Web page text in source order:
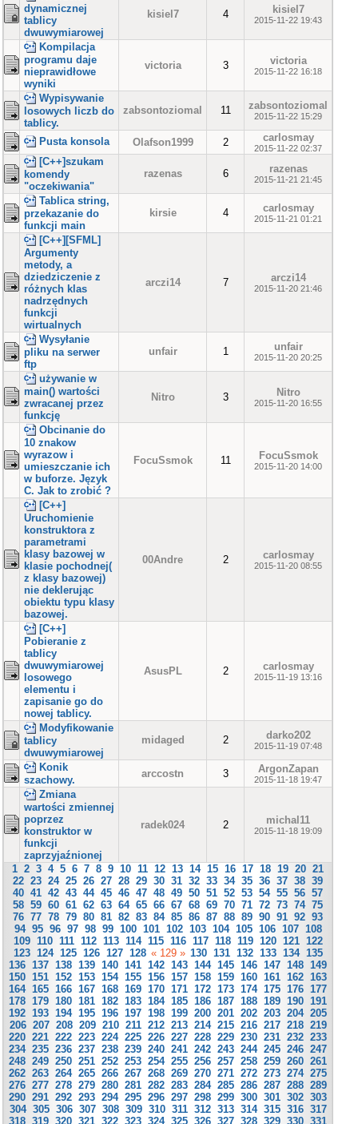
dynamicznej
tablicy
dwuwymiarowej
kisiel7 4 kisiel7
2015-11-22 19:43
Kompilacja
programu daje
nieprawidłowe
wyniki
victoria 3 victoria
2015-11-22 16:18
Wypisywanie
losowych liczb do
tablicy.
zabsontoziomal 11 zabsontoziomal
2015-11-22 15:29
Pusta konsola Olafson1999 2 carlosmay
2015-11-22 02:37
[C++]szukam
komendy
"oczekiwania"
razenas 6 razenas
2015-11-21 21:45
Tablica string,
przekazanie do
funkcji main
kirsie 4 carlosmay
2015-11-21 01:21
[C++][SFML]
Argumenty
metody, a
dziedziczenie z
różnych klas
nadrzędnych
funkcji
wirtualnych
arczi14 7 arczi14
2015-11-20 21:46
Wysyłanie
pliku na serwer
ftp
unfair 1 unfair
2015-11-20 20:25
używanie w
main() wartości
zwracanej przez
funkcję
Nitro 3 Nitro
2015-11-20 16:55
Obcinanie do
10 znakow
wyrazow i
umieszczanie ich
w buforze. Język
C. Jak to zrobić ?
FocuSsmok 11 FocuSsmok
2015-11-20 14:00
[C++]
Uruchomienie
konstruktora z
parametrami
klasy bazowej w
klasie pochodnej(
z klasy bazowej)
nie deklerując
obiektu typu klasy
bazowej.
00Andre 2 carlosmay
2015-11-20 08:55
[C++]
Pobieranie z
tablicy
dwuwymiarowej
losowego
elementu i
zapisanie go do
nowej tablicy.
AsusPL 2 carlosmay
2015-11-19 13:16
Modyfikowanie
tablicy
dwuwymiarowej
midaged 2 darko202
2015-11-19 07:48
Konik
szachowy.
arccostn 3 ArgonZapan
2015-11-18 19:47
Zmiana
wartości zmiennej
poprzez
konstruktor w
funkcji
zaprzyjaźnionej
radek024 2 michal11
2015-11-18 19:09
1 2 3 4 5 6 7 8 9 10 11 12 13 14 15 16 17 18 19 20 21
22 23 24 25 26 27 28 29 30 31 32 33 34 35 36 37 38 39
40 41 42 43 44 45 46 47 48 49 50 51 52 53 54 55 56 57
58 59 60 61 62 63 64 65 66 67 68 69 70 71 72 73 74 75
76 77 78 79 80 81 82 83 84 85 86 87 88 89 90 91 92 93
94 95 96 97 98 99 100 101 102 103 104 105 106 107 108
109 110 111 112 113 114 115 116 117 118 119 120 121 122
123 124 125 126 127 128 « 129 » 130 131 132 133 134 135
136 137 138 139 140 141 142 143 144 145 146 147 148 149
150 151 152 153 154 155 156 157 158 159 160 161 162 163
164 165 166 167 168 169 170 171 172 173 174 175 176 177
178 179 180 181 182 183 184 185 186 187 188 189 190 191
192 193 194 195 196 197 198 199 200 201 202 203 204 205
206 207 208 209 210 211 212 213 214 215 216 217 218 219
220 221 222 223 224 225 226 227 228 229 230 231 232 233
234 235 236 237 238 239 240 241 242 243 244 245 246 247
248 249 250 251 252 253 254 255 256 257 258 259 260 261
262 263 264 265 266 267 268 269 270 271 272 273 274 275
276 277 278 279 280 281 282 283 284 285 286 287 288 289
290 291 292 293 294 295 296 297 298 299 300 301 302 303
304 305 306 307 308 309 310 311 312 313 314 315 316 317
318 319 320 321 322 323 324 325 326 327 328 329 330 331